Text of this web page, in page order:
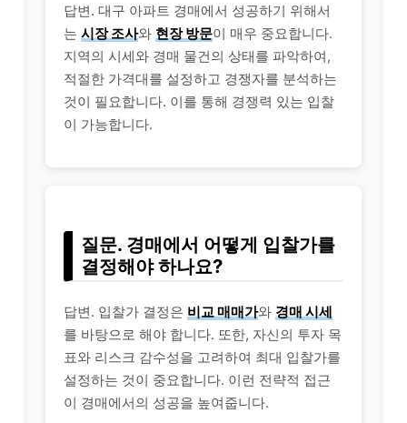
답변. 대구 아파트 경매에서 성공하기 위해서
는 시장 조사와 현장 방문이 매우 중요합니다.
지역의 시세와 경매 물건의 상태를 파악하여,
적절한 가격대를 설정하고 경쟁자를 분석하는
것이 필요합니다. 이를 통해 경쟁력 있는 입찰
이 가능합니다.
질문. 경매에서 어떻게 입찰가를
결정해야 하나요?
답변. 입찰가 결정은 비교 매매가와 경매 시세
를 바탕으로 해야 합니다. 또한, 자신의 투자 목
표와 리스크 감수성을 고려하여 최대 입찰가를
설정하는 것이 중요합니다. 이런 전략적 접근
이 경매에서의 성공을 높여줍니다.